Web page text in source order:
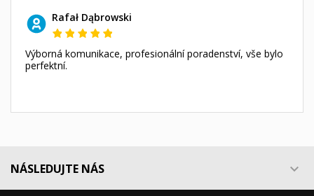
Rafał Dąbrowski
Výborná komunikace, profesionální poradenství, vše bylo
perfektní.
NÁSLEDUJTE NÁS 